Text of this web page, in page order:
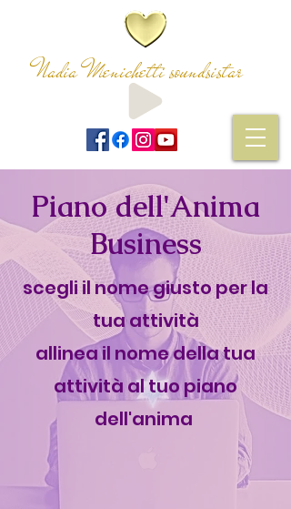
Nadia Menichetti soundsistar
Piano dell'Anima
Business
scegli il nome giusto per la
tua attività
allinea il nome della tua
attività al tuo piano
dell'anima